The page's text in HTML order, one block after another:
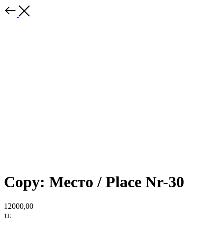
Copy: Место / Place Nr-30
12000,00
тг.